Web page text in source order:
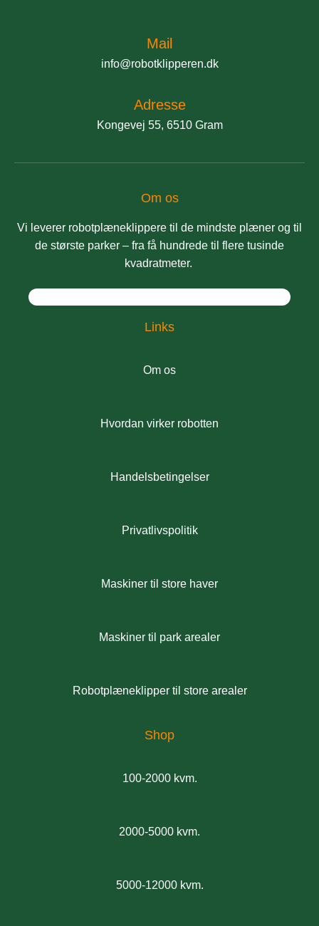
Mail
info@robotklipperen.dk
Adresse
Kongevej 55, 6510 Gram
Om os
Vi leverer robotplæneklippere til de mindste plæner og til
de største parker – fra få hundrede til flere tusinde
kvadratmeter.
Links
Om os
Hvordan virker robotten
Handelsbetingelser
Privatlivspolitik
Maskiner til store haver
Maskiner til park arealer
Robotplæneklipper til store arealer
Shop
100-2000 kvm.
2000-5000 kvm.
5000-12000 kvm.